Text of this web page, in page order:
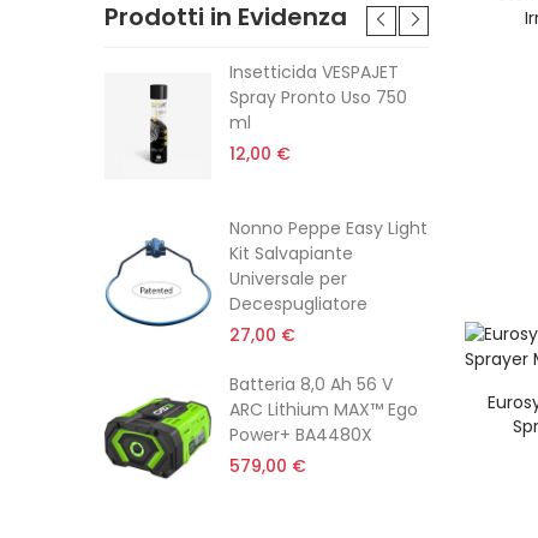
Prodotti in Evidenza
Insetticida VESPAJET
Spray Pronto Uso 750
ml
12,00 €
Nonno Peppe Easy Light
Kit Salvapiante
Universale per
Decespugliatore
27,00 €
Batteria 8,0 Ah 56 V
ARC Lithium MAX™ Ego
Power+ BA4480X
579,00 €